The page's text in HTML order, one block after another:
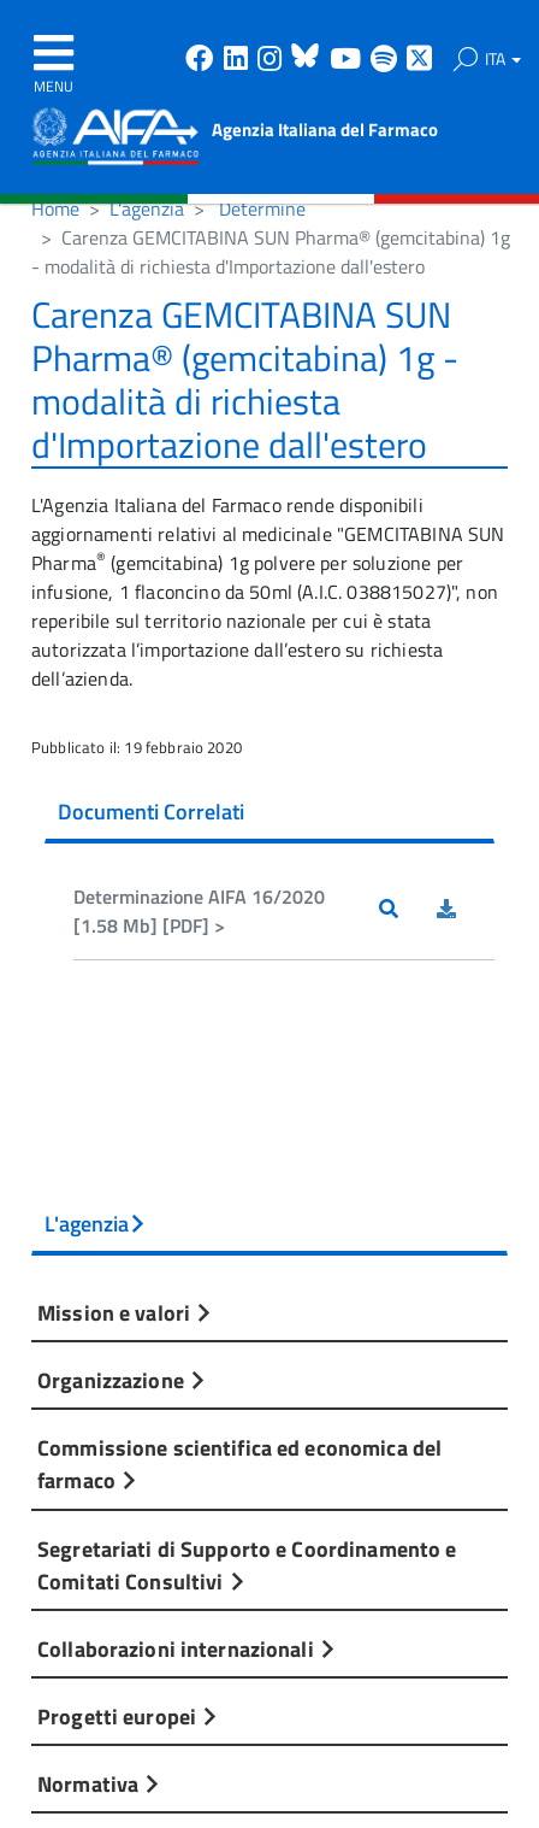
MENU
Facebook
Linkedin
Instagram
Bluesky
Youtube
Spotify ITA
Agenzia Italiana del Farmaco
Home L'agenzia
Determine
Carenza GEMCITABINA SUN Pharma® (gemcitabina) 1g
- modalità di richiesta d'Importazione dall'estero
Carenza GEMCITABINA SUN
Pharma® (gemcitabina) 1g -
modalità di richiesta
d'Importazione dall'estero
L'Agenzia Italiana del Farmaco rende disponibili
aggiornamenti relativi al medicinale "GEMCITABINA SUN
Pharma® (gemcitabina) 1g polvere per soluzione per
infusione, 1 flaconcino da 50ml (A.I.C. 038815027)", non
reperibile sul territorio nazionale per cui è stata
autorizzata l’importazione dall’estero su richiesta
dell’azienda.
Pubblicato il: 19 febbraio 2020
Documenti Correlati
Determinazione AIFA 16/2020
[1.58 Mb] [PDF] >
L'agenzia
Mission e valori
Organizzazione
Commissione scientifica ed economica del
farmaco
Segretariati di Supporto e Coordinamento e
Comitati Consultivi
Collaborazioni internazionali
Progetti europei
Normativa